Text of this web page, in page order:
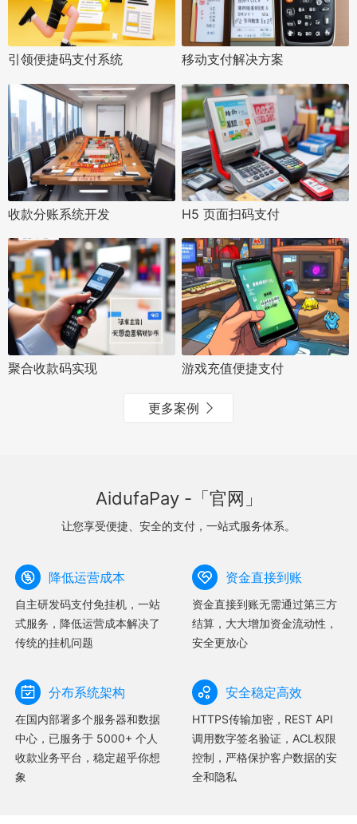
引领便捷码支付系统 移动支付解决方案
收款分账系统开发 H5 页面扫码支付
聚合收款码实现 游戏充值便捷支付
更多案例
AidufaPay -「官网」
让您享受便捷、安全的支付，一站式服务体系。
降低运营成本
自主研发码支付免挂机，一站
式服务，降低运营成本解决了
传统的挂机问题
资金直接到账
资金直接到账无需通过第三方
结算，大大增加资金流动性，
安全更放心
分布系统架构
在国内部署多个服务器和数据
中心，已服务于 5000+ 个人
收款业务平台，稳定超乎你想
象
安全稳定高效
HTTPS传输加密，REST API
调用数字签名验证，ACL权限
控制，严格保护客户数据的安
全和隐私